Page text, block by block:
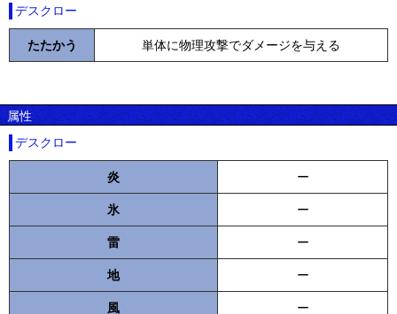
デスクロー
たたかう 単体に物理攻撃でダメージを与える
属性
デスクロー
炎 ー
氷 ー
雷 ー
地 ー
風 ー